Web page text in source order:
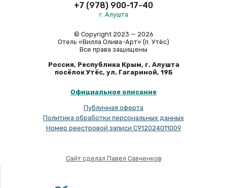
© Copyright 2023 — 2026
Отель «Вилла Олива-Арт» (п. Утёс)
Все права защищены
Россия, Республика Крым, г. Алушта
посёлок Утёс, ул. Гагариной, 19Б
Официальное описание
Публичная оферта
Политика обработки персональных данных
Номер реестровой записи С912024011009
Сайт сделал Павел Савченков
+7 (978) 900-17-40
г. Алушта